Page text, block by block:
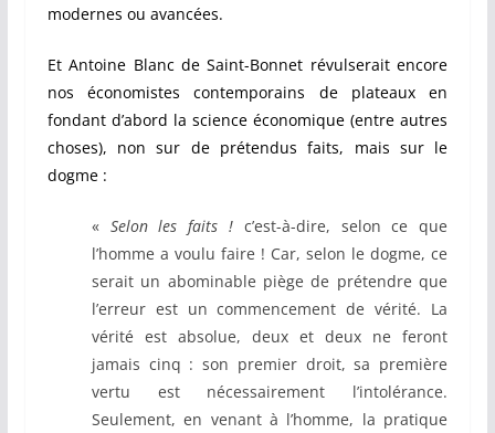
modernes ou avancées.
Et Antoine Blanc de Saint-Bonnet révulserait encore
nos économistes contemporains de plateaux en
fondant d’abord la science économique (entre autres
choses), non sur de prétendus faits, mais sur le
dogme :
« Selon les faits ! c’est-à-dire, selon ce que
l’homme a voulu faire ! Car, selon le dogme, ce
serait un abominable piège de prétendre que
l’erreur est un commencement de vérité. La
vérité est absolue, deux et deux ne feront
jamais cinq : son premier droit, sa première
vertu est nécessairement l’intolérance.
Seulement, en venant à l’homme, la pratique